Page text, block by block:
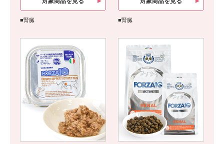
■腎臓 ■腎臓